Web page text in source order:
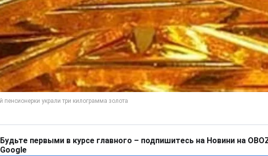
Будьте первыми в курсе главного – подпишитесь на Новини на
Google